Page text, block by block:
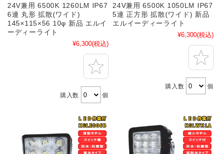
24V兼用 6500K 1260LM IP67
6連 丸形 拡散(ワイド)
145×115×56 10φ 新品 エルイ
ーディーライト
¥6,300(税込)
購入数 個
24V兼用 6500K 1050LM IP67
5連 正方形 拡散(ワイド) 新品
エルイーディーライト
¥6,300(税込)
購入数 個